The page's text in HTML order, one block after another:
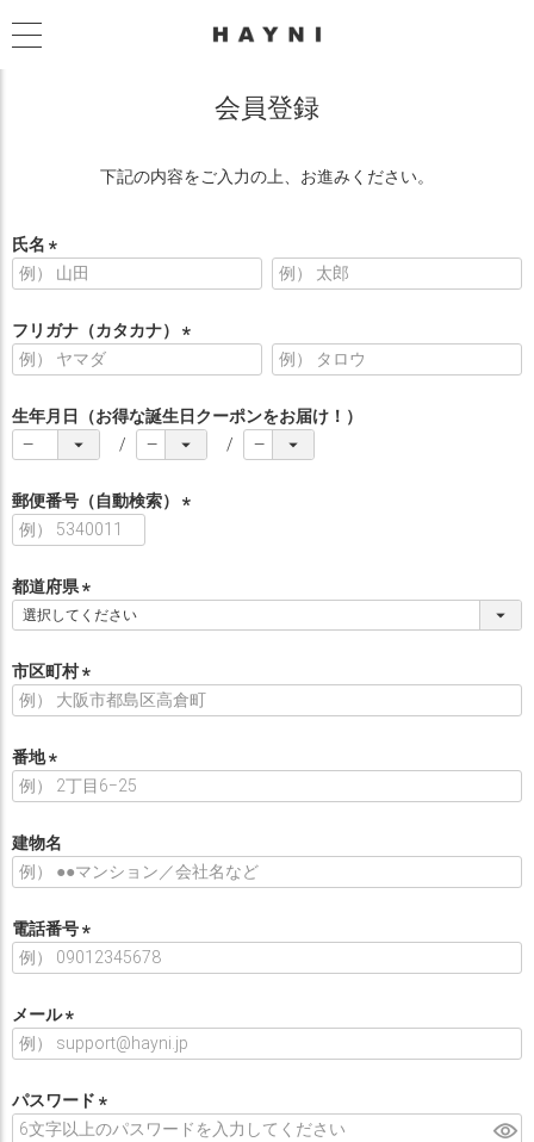
会員登録
下記の内容をご入力の上、お進みください。
氏名
須
)
フリガナ（カタカナ）
須
)
生年月日（お得な誕生日クーポンをお届け！）
郵便番号（自動検索）
)
都道府県
(
須
)
市区町村
(
)
番地
須
)
建物名
電話番号
(
)
メール
(
須
)
パスワード
(